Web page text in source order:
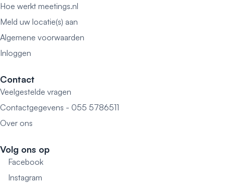
Hoe werkt meetings.nl
Meld uw locatie(s) aan
Algemene voorwaarden
Inloggen
Contact
Veelgestelde vragen
Contactgegevens - 055 5786511
Over ons
Volg ons op
Facebook
Instagram